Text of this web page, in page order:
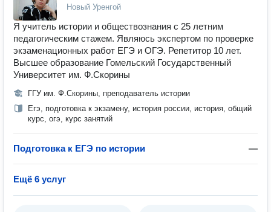
Новый Уренгой
Я учитель истории и обществознания с 25 летним
педагогическим стажем. Являюсь экспертом по проверке
экзаменационных работ ЕГЭ и ОГЭ. Репетитор 10 лет.
Высшее образование Гомельский Государственный
Университет им. Ф.Скорины
ГГУ им. Ф.Скорины, преподаватель истории
Егэ, подготовка к экзамену, история россии, история, общий
курс, огэ, курс занятий
Подготовка к ЕГЭ по истории —
Ещё 6 услуг